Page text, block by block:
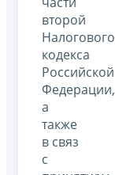
второй
Налогового
кодекса
Российской
Федерации,
а
также
в связ
с